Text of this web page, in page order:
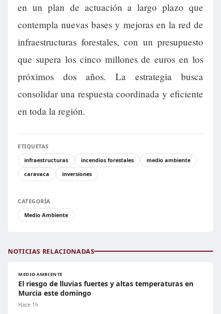
en un plan de actuación a largo plazo que
contempla nuevas bases y mejoras en la red de
infraestructuras forestales, con un presupuesto
que supera los cinco millones de euros en los
próximos dos años. La estrategia busca
consolidar una respuesta coordinada y eficiente
en toda la región.
ETIQUETAS
infraestructuras
incendios forestales
medio ambiente
caravaca
inversiones
CATEGORÍA
Medio Ambiente
NOTICIAS RELACIONADAS
MEDIO AMBIENTE
El riesgo de lluvias fuertes y altas temperaturas en
Murcia este domingo
Hace 1h